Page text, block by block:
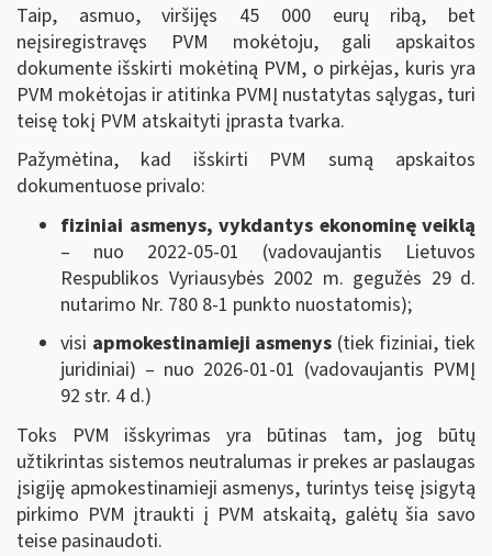
Taip, asmuo, viršijęs 45 000 eurų ribą, bet
neįsiregistravęs PVM mokėtoju, gali apskaitos
dokumente išskirti mokėtiną PVM, o pirkėjas, kuris yra
PVM mokėtojas ir atitinka PVMĮ nustatytas sąlygas, turi
teisę tokį PVM atskaityti įprasta tvarka.
Pažymėtina, kad išskirti PVM sumą apskaitos
dokumentuose privalo:
fiziniai asmenys, vykdantys ekonominę veiklą
– nuo 2022-05-01 (vadovaujantis Lietuvos
Respublikos Vyriausybės 2002 m. gegužės 29 d.
nutarimo Nr. 780 8-1 punkto nuostatomis);
visi apmokestinamieji asmenys (tiek fiziniai, tiek
juridiniai) – nuo 2026-01-01 (vadovaujantis PVMĮ
92 str. 4 d.)
Toks PVM išskyrimas yra būtinas tam, jog būtų
užtikrintas sistemos neutralumas ir prekes ar paslaugas
įsigiję apmokestinamieji asmenys, turintys teisę įsigytą
pirkimo PVM įtraukti į PVM atskaitą, galėtų šia savo
teise pasinaudoti.